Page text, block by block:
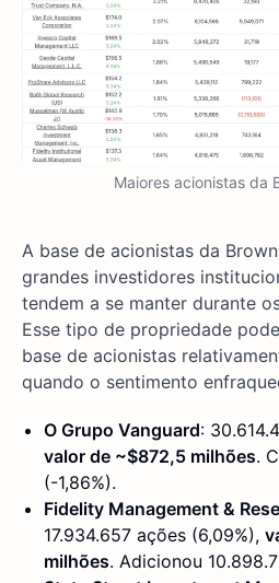
Maiores acionistas da
A base de acionistas da
grandes investidores
tendem a se manter durante
Esse tipo de propriedade
base de acionistas
quando o sentimento
O Grupo Vanguard:
valor de ~$872,5 milhões.
(-1,86%).
Fidelity Management &
17.934.657 ações (6,09%),
milhões. Adicionou